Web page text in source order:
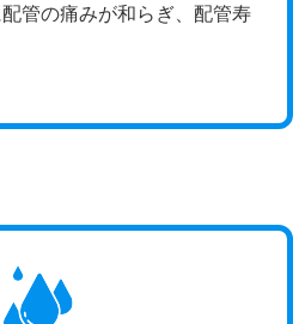
管の痛みが和らぎ、配管寿